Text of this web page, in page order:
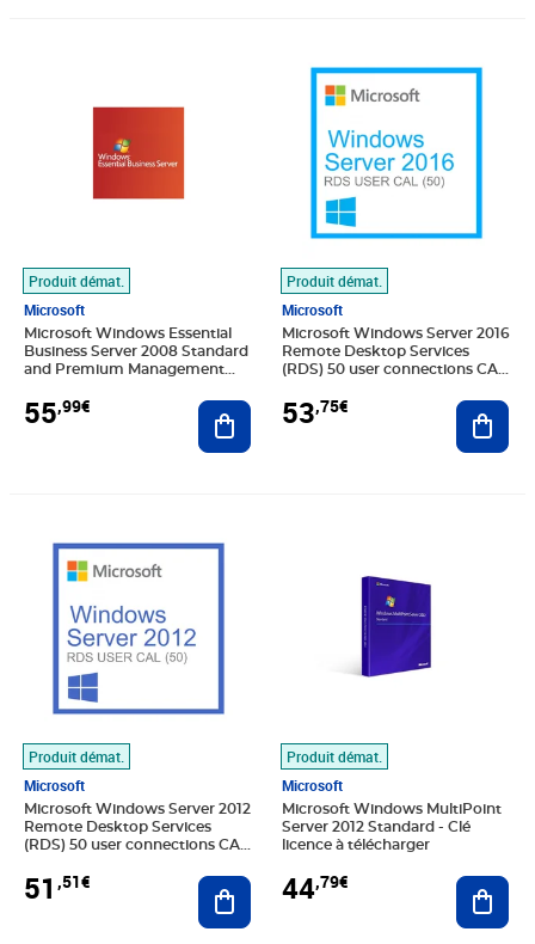
Produit démat.
Microsoft
Microsoft Windows Essential
Business Server 2008 Standard
and Premium Management
télécharger
55,99€ Ajouter au panier
Produit démat.
Microsoft
Microsoft Windows Server 2016
Remote Desktop Services
(RDS) 50 user connections CAL
53,75€
Produit démat.
Microsoft
Microsoft Windows Server 2012
Remote Desktop Services
(RDS) 50 user connections CAL
51 ,51€ Ajouter au panier
Produit démat.
Microsoft
Microsoft Windows MultiPoint
Server 2012 Standard - Clé
licence à télécharger
44,79€